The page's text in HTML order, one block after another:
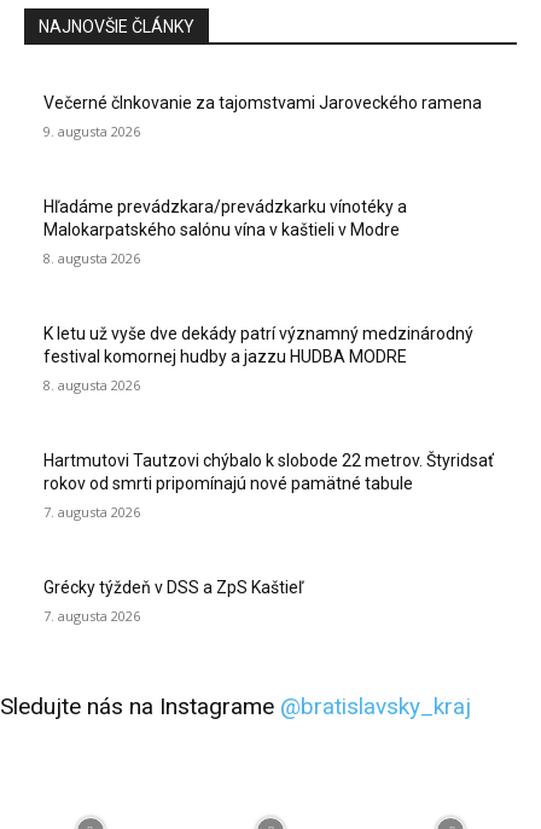
NAJNOVŠIE ČLÁNKY
Večerné člnkovanie za tajomstvami Jaroveckého ramena
9. augusta 2026
Hľadáme prevádzkara/prevádzkarku vínotéky a
Malokarpatského salónu vína v kaštieli v Modre
8. augusta 2026
K letu už vyše dve dekády patrí významný medzinárodný
festival komornej hudby a jazzu HUDBA MODRE
8. augusta 2026
Hartmutovi Tautzovi chýbalo k slobode 22 metrov. Štyridsať
rokov od smrti pripomínajú nové pamätné tabule
7. augusta 2026
Grécky týždeň v DSS a ZpS Kaštieľ
7. augusta 2026
Sledujte nás na Instagrame @bratislavsky_kraj